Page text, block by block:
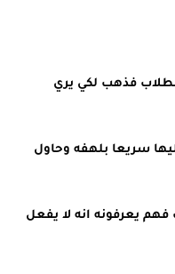
فذهب لكي يري
سريعا بلهفه وحاول
يعرفونه انه لا يفعل